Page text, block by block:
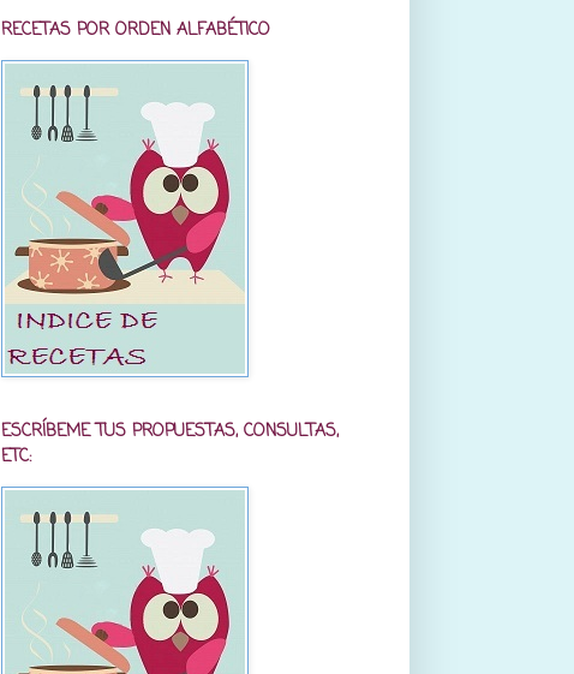
RECETAS POR ORDEN ALFABÉTICO
ESCRÍBEME TUS PROPUESTAS, CONSULTAS,
ETC: